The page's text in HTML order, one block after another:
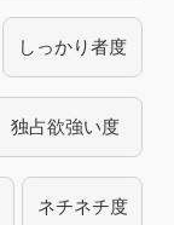
しっかり者度
独占欲強い度
ネチネチ度